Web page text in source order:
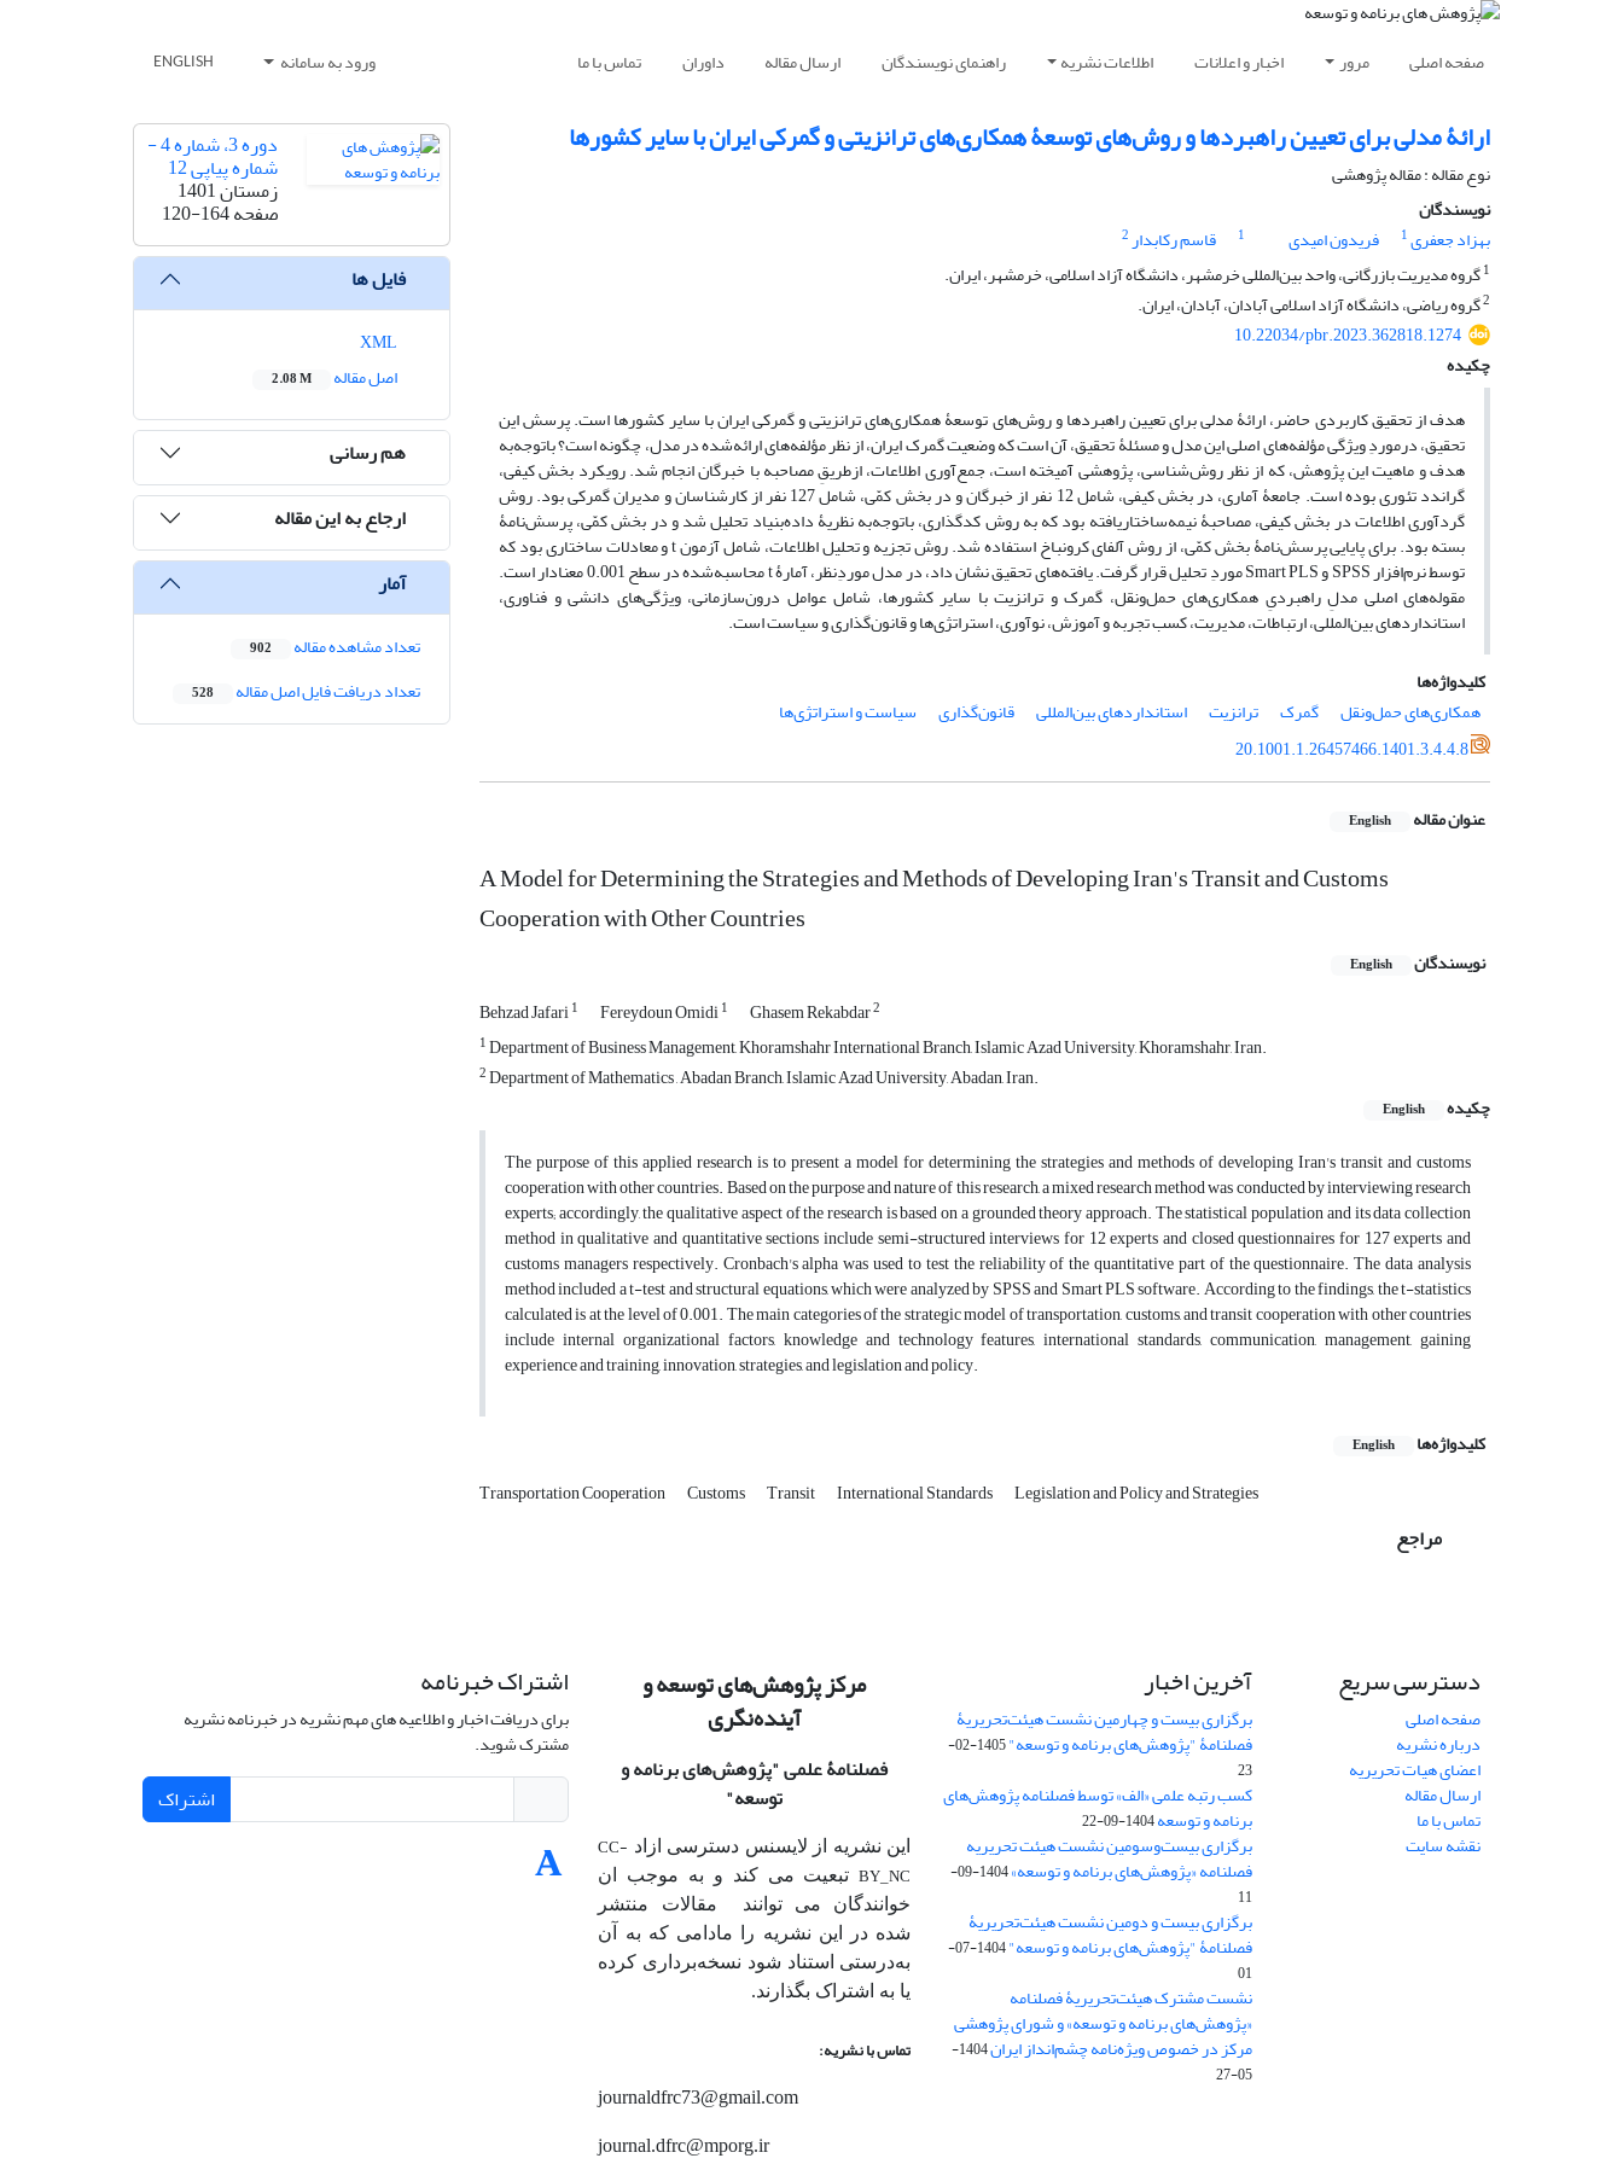
صفحه اصلی مرور اخبار و اعلانات اطلاعات نشریه راهنمای نویسندگان ارسال مقاله داوران تماس با ما ورود به سامانه ENGLISH
ارائۀ مدلی برای تعیین راهبردها و روش‏‌های توسعۀ همکاری‏‌های ترانزیتی و گمرکی ایران با سایر کشورها
نوع مقاله : مقاله پژوهشی
نویسندگان
بهزاد جعفری1 فریدون امیدی 1 قاسم رکابدار2
1گروه مدیریت بازرگانی، واحد بین‌المللی خرمشهر، دانشگاه آزاد اسلامی، خرمشهر، ایران.
2گروه ریاضی، دانشگاه آزاد اسلامی آبادان، آبادان، ایران.
10.22034/pbr.2023.362818.1274
چکیده
هدف از تحقیق کاربردی حاضر، ارائۀ مدلی برای تعیین راهبردها و روش‏‌های توسعۀ همکاری‏‌های ترانزیتی و گمرکی ایران با سایر کشورها است. پرسش این
تحقیق، درموردِ ویژگی مؤلفه‌‏های اصلی این مدل و مسئلۀ تحقیق، آن است که وضعیت گمرک ایران، از نظر مؤلفه‌‏های ارائه‌‏شده در مدل، چگونه است؟ باتوجه‌‏به
هدف و ماهیت این پژوهش، که از نظر روش‌‏شناسی، پژوهشی آمیخته است، جمع‌‏آوری اطلاعات، ازطریقِ مصاحبه با خبرگان انجام شد. رویکرد بخش کیفی،
گراندد تئوری بوده است. جامعۀ آماری، در بخش کیفی، شامل 12 نفر از خبرگان و در بخش کمّی، شامل 127 نفر از کارشناسان و مدیران گمرکی بود. روش
گردآوری اطلاعات در بخش کیفی، مصاحبۀ نیمه‌‏ساختاریافته بود که به روش کدگذاری، باتوجه‌‏به نظریۀ داده‌‏بنیاد تحلیل شد و در بخش کمّی، پرسش‌‏نامۀ
بسته بود. برای پایایی پرسش‌‏نامۀ بخش کمّی، از روش آلفای کرونباخ استفاده شد. روش تجزیه و تحلیل اطلاعات، شامل آزمون t و معادلات ساختاری بود که
توسط نرم‌‏افزار SPSS و Smart PLS موردِ تحلیل قرار گرفت. یافته‏‌های تحقیق نشان داد، در مدل موردِنظر، آمارۀ t محاسبه‌‏شده در سطح 0.001 معنادار است.
مقوله‏‌های اصلی مدلِ راهبردیِ همکاری‌‏های حمل‏‌ونقل، گمرک و ترانزیت با سایر کشورها، شامل عوامل درون‏‌سازمانی، ویژگی‏‌های دانشی و فناوری،
استانداردهای بین‌‏المللی، ارتباطات، مدیریت، کسب تجربه و آموزش، نوآوری، استراتژی‌‏ها و قانون‏‌گذاری و سیاست است.
کلیدواژه‌ها
همکاری‌‏های حمل‏‌ونقل
گمرک ترانزیت استانداردهای بین‏‌المللی قانون‏‌گذاری
سیاست و استراتژی‌‏ها
20.1001.1.26457466.1401.3.4.4.8
عنوان مقاله English
A Model for Determining the Strategies and Methods of Developing Iran's Transit and Customs
Cooperation with Other Countries
نویسندگان English
Behzad Jafari1 Fereydoun Omidi1 Ghasem Rekabdar2
1Department of Business Management, Khoramshahr International Branch, Islamic Azad University, Khoramshahr, Iran.
2Department of Mathematics , Abadan Branch, Islamic Azad University, Abadan, Iran.
چکیده
English
The purpose of this applied research is to present a model for determining the strategies and methods of developing Iran's transit and customs
cooperation with other countries. Based on the purpose and nature of this research, a mixed research method was conducted by interviewing research
experts; accordingly, the qualitative aspect of the research is based on a grounded theory approach. The statistical population and its data collection
method in qualitative and quantitative sections include semi-structured interviews for 12 experts and closed questionnaires for 127 experts and
customs managers respectively. Cronbach's alpha was used to test the reliability of the quantitative part of the questionnaire. The data analysis
method included a t-test and structural equations, which were analyzed by SPSS and Smart PLS software. According to the findings, the t-statistics
calculated is at the level of 0.001. The main categories of the strategic model of transportation, customs, and transit cooperation with other countries
include internal organizational factors, knowledge and technology features, international standards, communication, management, gaining
experience and training, innovation, strategies, and legislation and policy.
کلیدواژه‌ها English
Transportation Cooperation Customs Transit International Standards Legislation and Policy and Strategies
مراجع
دوره 3، شماره 4 -
شماره پیاپی 12
زمستان 1401
صفحه120-164
فایل ها
اصل مقاله
2.08 M
هم رسانی
ارجاع به این مقاله
آمار
تعداد مشاهده مقاله 902
تعداد دریافت فایل اصل مقاله 528
دسترسی سریع
صفحه اصلی
درباره نشریه
اعضای هیات تحریریه
ارسال مقاله
تماس با ما
نقشه سایت
آخرین اخبار
برگزاری بیست و چهارمین نشست هیئت‌تحریریۀ
فصلنامۀ "پژوهش‌های برنامه و توسعه"
1405-02-
23
کسب رتبه علمی «الف» توسط فصلنامه پژوهش‌های
برنامه و توسعه1404-09-22
برگزاری بیست‌وسومین نشست هیئت‌ تحریریه
فصلنامه «پژوهش‌های برنامه و توسعه»
1404-09-
11
برگزاری بیست و دومین نشست هیئت‌تحریریۀ
فصلنامۀ "پژوهش‌های برنامه و توسعه"
1404-07-
01
نشست مشترک هیئت‌تحریریۀ فصلنامه
«پژوهش‌های برنامه و توسعه» و شورای پژوهشی
مرکز در خصوص ویژه‌نامه چشم‌انداز ایران
1404-
05-27
مرکز پژوهش‌های توسعه و
آینده‌نگری
فصلنامۀ علمی"پژوهش‌های برنامه و
توسعه"
این نشریه از لایسنس دسترسی ازاد CC-
BY_NCتبعیت می کند و به موجب ان
خوانندگان می توانند مقالات منتشر
شده در این نشریه را مادامی که به آن‌
به‌درستی استناد شود نسخه‌برداری کرده
یا به اشتراک بگذارند.
تماس با نشریه:
journaldfrc73@gmail.com
journal.dfrc@mporg.ir
اشتراک خبرنامه
برای دریافت اخبار و اطلاعیه های مهم نشریه در خبرنامه نشریه
مشترک شوید.
اشتراک